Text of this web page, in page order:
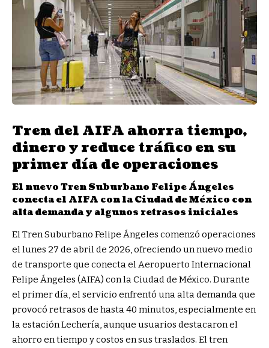
Tren del AIFA ahorra tiempo,
dinero y reduce tráfico en su
primer día de operaciones
El nuevo Tren Suburbano Felipe Ángeles
conecta el AIFA con la Ciudad de México con
alta demanda y algunos retrasos iniciales
El Tren Suburbano Felipe Ángeles comenzó operaciones
el lunes 27 de abril de 2026, ofreciendo un nuevo medio
de transporte que conecta el Aeropuerto Internacional
Felipe Ángeles (AIFA) con la Ciudad de México. Durante
el primer día, el servicio enfrentó una alta demanda que
provocó retrasos de hasta 40 minutos, especialmente en
la estación Lechería, aunque usuarios destacaron el
ahorro en tiempo y costos en sus traslados. El tren